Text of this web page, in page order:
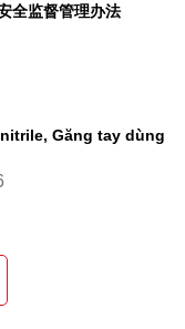
全监督管理办法
tay dùng